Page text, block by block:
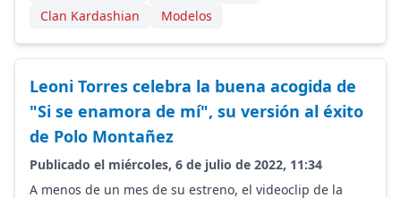
Clan Kardashian
Modelos
Leoni Torres celebra la buena acogida de
"Si se enamora de mí", su versión al éxito
de Polo Montañez
Publicado el miércoles, 6 de julio de 2022, 11:34
A menos de un mes de su estreno, el videoclip de la